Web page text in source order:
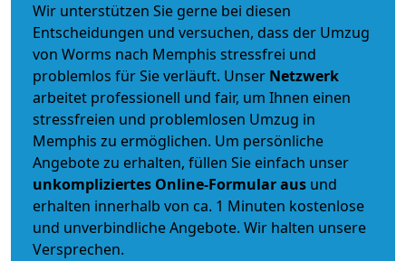
Wir unterstützen Sie gerne bei diesen
Entscheidungen und versuchen, dass der Umzug
von Worms nach Memphis stressfrei und
problemlos für Sie verläuft. Unser Netzwerk
arbeitet professionell und fair, um Ihnen einen
stressfreien und problemlosen Umzug in
Memphis zu ermöglichen. Um persönliche
Angebote zu erhalten, füllen Sie einfach unser
unkompliziertes Online-Formular aus und
erhalten innerhalb von ca. 1 Minuten kostenlose
und unverbindliche Angebote. Wir halten unsere
Versprechen.